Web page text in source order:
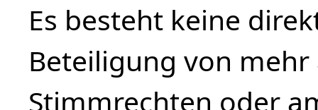
Es besteht keine
Beteiligung von mehr
Stimmrechten oder